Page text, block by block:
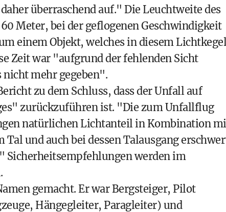
überraschend auf." Die Leuchtweite des
Meter, bei der geflogenen Geschwindigkeit
einem Objekt, welches in diesem Lichtkegel
Zeit war "aufgrund der fehlenden Sicht
nicht mehr gegeben".
zu dem Schluss, dass der Unfall auf
zurückzuführen ist. "Die zum Unfallflug
natürlichen Lichtanteil in Kombination
und auch bei dessen Talausgang
Sicherheitsempfehlungen werden im
gemacht. Er war Bergsteiger, Pilot
Hängegleiter, Paragleiter) und